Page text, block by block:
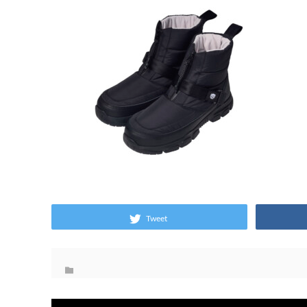
Tweet